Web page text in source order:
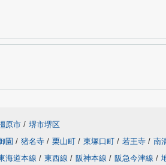
原市 / 堺市堺区
園 / 猪名寺 / 栗山町 / 東塚口町 / 若王寺 / 南
海道本線 / 東西線 / 阪神本線 / 阪急今津線 /